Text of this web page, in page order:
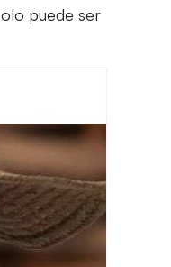
puede ser